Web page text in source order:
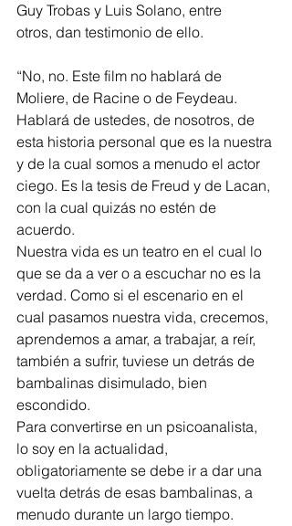
Guy Trobas y Luis Solano, entre
otros, dan testimonio de ello.
“No, no. Este film no hablará de
Moliere, de Racine o de Feydeau.
Hablará de ustedes, de nosotros, de
esta historia personal que es la nuestra
y de la cual somos a menudo el actor
ciego. Es la tesis de Freud y de Lacan,
con la cual quizás no estén de
acuerdo.
Nuestra vida es un teatro en el cual lo
que se da a ver o a escuchar no es la
verdad. Como si el escenario en el
cual pasamos nuestra vida, crecemos,
aprendemos a amar, a trabajar, a reír,
también a sufrir, tuviese un detrás de
bambalinas disimulado, bien
escondido.
Para convertirse en un psicoanalista,
lo soy en la actualidad,
obligatoriamente se debe ir a dar una
vuelta detrás de esas bambalinas, a
menudo durante un largo tiempo.